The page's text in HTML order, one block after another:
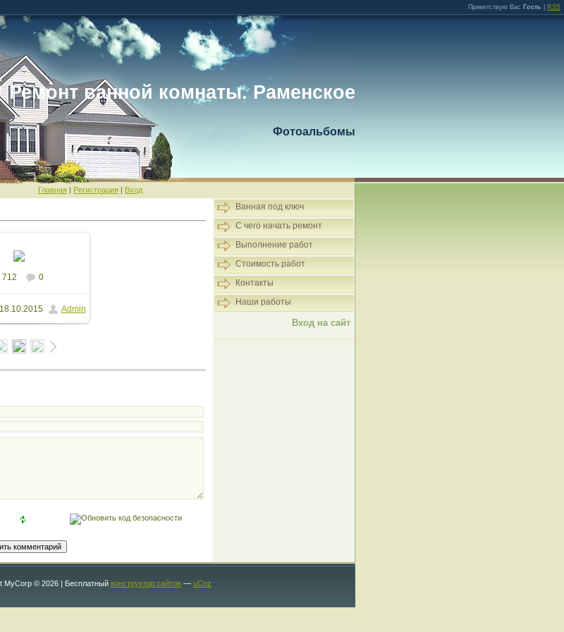
Приветствую Вас Гость RSS
Ремонт ванной комнаты. Раменское
Фотоальбомы
Главная | Регистрация | Вход
размере
/ 192.7Kb
712 0
Admin
Ванная под ключ
С чего начать ремонт
Выполнение работ
Стоимость работ
Контакты
Наши работы
Вход на сайт
MyCorp © 2026 | Бесплатный конструктор сайтов — uCoz